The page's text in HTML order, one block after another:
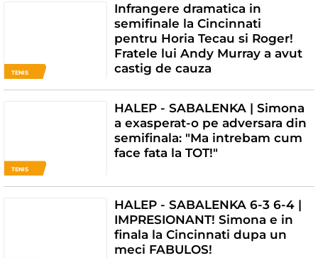
TENIS
Infrangere dramatica in
semifinale la Cincinnati
pentru Horia Tecau si Roger!
Fratele lui Andy Murray a avut
castig de cauza
TENIS
HALEP - SABALENKA | Simona
a exasperat-o pe adversara din
semifinala: "Ma intrebam cum
face fata la TOT!"
HALEP - SABALENKA 6-3 6-4 |
IMPRESIONANT! Simona e in
finala la Cincinnati dupa un
meci FABULOS!